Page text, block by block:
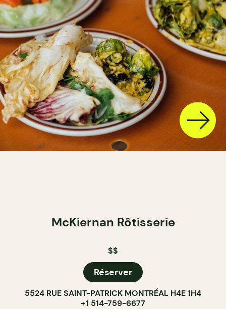
McKiernan Rôtisserie
$$
Réserver
5524 RUE SAINT-PATRICK MONTRÉAL H4E 1H4
+1 514-759-6677